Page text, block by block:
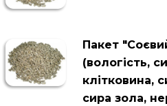
Пакет
(вологість,
клітковина,
сира зола,